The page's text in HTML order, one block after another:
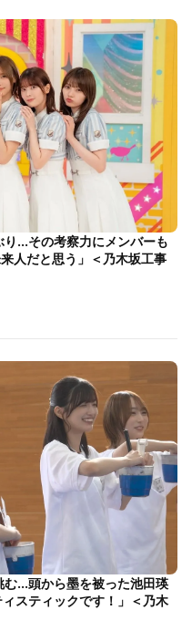
…その考察力にメンバーも
人だと思う」＜乃木坂工事
む…頭から墨を被った池田瑛
スティックです！」＜乃木